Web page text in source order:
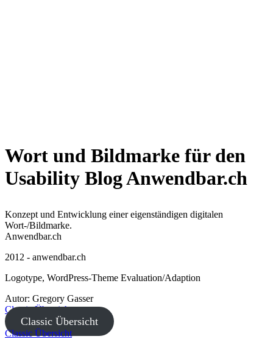
Wort und Bildmarke für den
Usability Blog Anwendbar.ch
Konzept und Entwicklung einer eigenständigen digitalen
Wort-/Bildmarke.
Anwendbar.ch
2012 - anwendbar.ch
Logotype, WordPress-Theme Evaluation/Adaption
Autor: Gregory Gasser
Classic Übersicht
Classic Übersicht
Classic Übersicht